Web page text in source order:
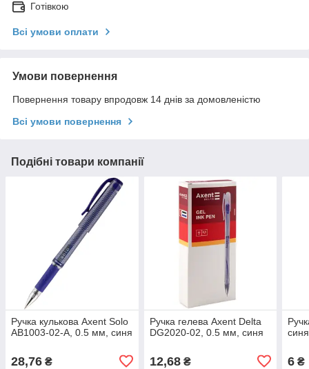
Готівкою
Всі умови оплати
Умови повернення
Повернення товару впродовж 14 днів за домовленістю
Всі умови повернення
Подібні товари компанії
Ручка кулькова Axent Solo
AB1003-02-A, 0.5 мм, синя
28,76 ₴
Ручка гелева Axent Delta
DG2020-02, 0.5 мм, синя
12,68₴
синя
6 ₴